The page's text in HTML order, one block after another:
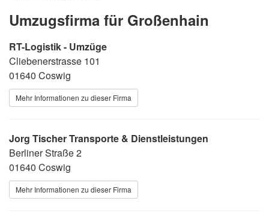
Umzugsfirma für Großenhain
RT-Logistik - Umzüge
Cliebenerstrasse 101
01640 Coswig
Mehr Informationen zu dieser Firma
Jorg Tischer Transporte & Dienstleistungen
Berliner Straße 2
01640 Coswig
Mehr Informationen zu dieser Firma